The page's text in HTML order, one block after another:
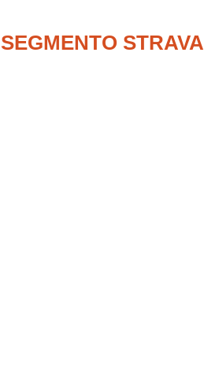
SEGMENTO STRAVA